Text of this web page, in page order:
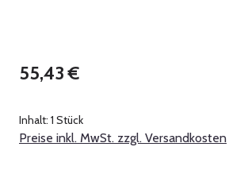
Regulärer Preis:
55,43 €
Inhalt: 1 Stück
Preise inkl. MwSt. zzgl. Versandkosten